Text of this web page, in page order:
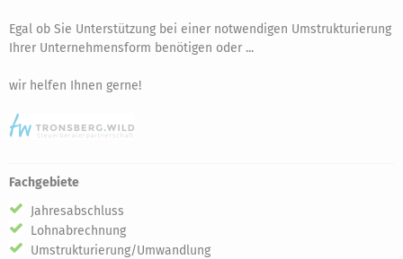
Egal ob Sie Unterstützung bei einer notwendigen Umstrukturierung
Ihrer Unternehmensform benötigen oder ...
wir helfen Ihnen gerne!
Fachgebiete
Jahresabschluss
Lohnabrechnung
Umstrukturierung/Umwandlung